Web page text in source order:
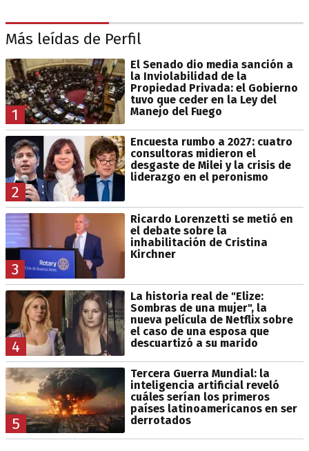
Más leídas de Perfil
1
El Senado dio media sanción a
la Inviolabilidad de la
Propiedad Privada: el Gobierno
tuvo que ceder en la Ley del
Manejo del Fuego
2
Encuesta rumbo a 2027: cuatro
consultoras midieron el
desgaste de Milei y la crisis de
liderazgo en el peronismo
3
Ricardo Lorenzetti se metió en
el debate sobre la
inhabilitación de Cristina
Kirchner
4
La historia real de "Elize:
Sombras de una mujer", la
nueva película de Netflix sobre
el caso de una esposa que
descuartizó a su marido
5
Tercera Guerra Mundial: la
inteligencia artificial reveló
cuáles serían los primeros
países latinoamericanos en ser
derrotados